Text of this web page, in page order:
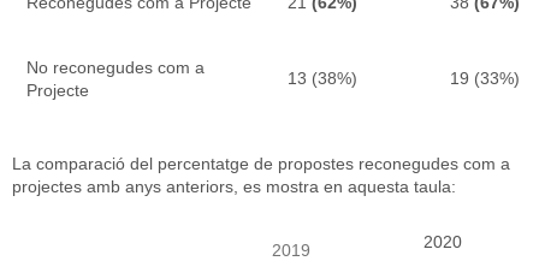
No reconegudes com a
Projecte
13 (38%) 19 (33%)
La comparació del percentatge de propostes reconegudes com a
projectes amb anys anteriors, es mostra en aquesta taula:
2019 2020